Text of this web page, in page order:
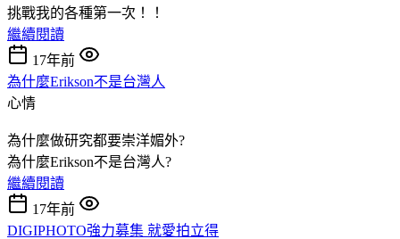
挑戰我的各種第一次！！
繼續閱讀
17年前
為什麼Erikson不是台灣人
心情
為什麼做研究都要崇洋媚外?
為什麼Erikson不是台灣人?
繼續閱讀
17年前
DIGIPHOTO強力募集 就愛拍立得